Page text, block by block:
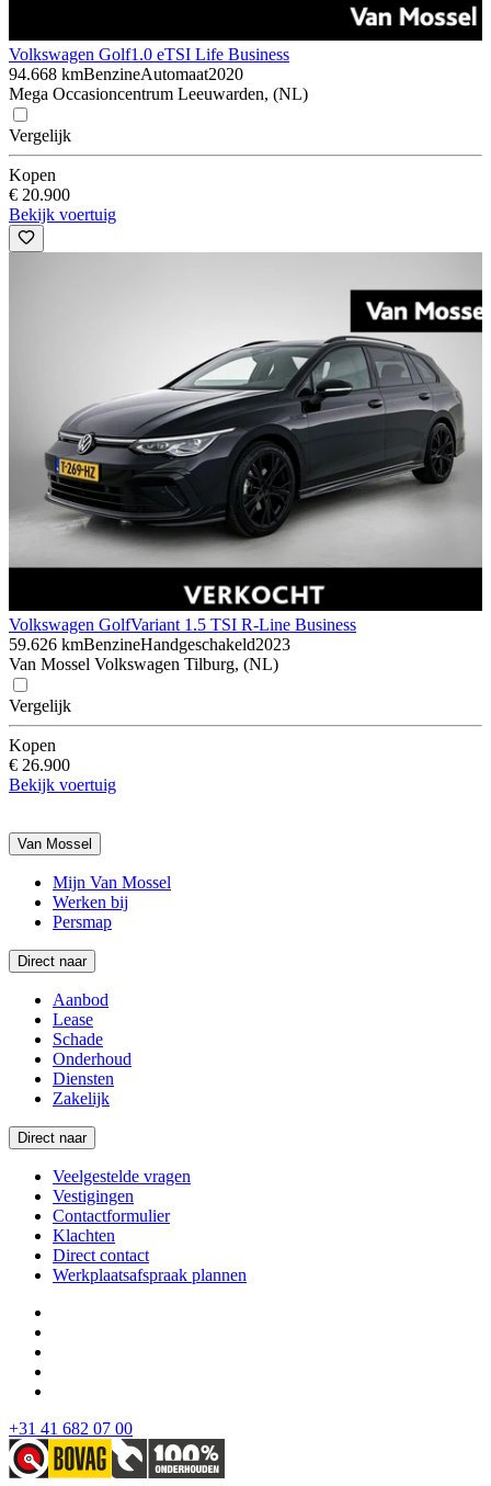
Volkswagen Golf1.0 eTSI Life Business
94.668 kmBenzineAutomaat2020
Mega Occasioncentrum Leeuwarden, (NL)
Vergelijk
Kopen
€ 20.900
Bekijk voertuig
Volkswagen GolfVariant 1.5 TSI R-Line Business
59.626 kmBenzineHandgeschakeld2023
Van Mossel Volkswagen Tilburg, (NL)
Vergelijk
Kopen
€ 26.900
Bekijk voertuig
Van Mossel
Mijn Van Mossel
Werken bij
Persmap
Direct naar
Aanbod
Lease
Schade
Onderhoud
Diensten
Zakelijk
Direct naar
Veelgestelde vragen
Vestigingen
Contactformulier
Klachten
Direct contact
Werkplaatsafspraak plannen
+31 41 682 07 00